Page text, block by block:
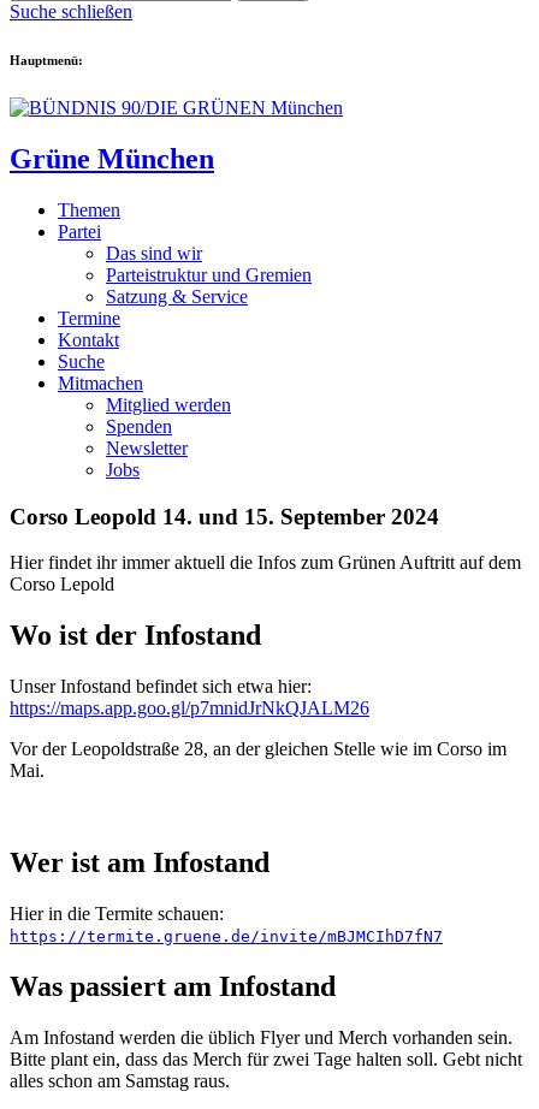
Suche schließen
Hauptmenü:
Grüne München
Themen
Partei
Das sind wir
Parteistruktur und Gremien
Satzung & Service
Termine
Kontakt
Suche
Mitmachen
Mitglied werden
Spenden
Newsletter
Jobs
Corso Leopold 14. und 15. September 2024
Hier findet ihr immer aktuell die Infos zum Grünen Auftritt auf dem
Corso Lepold
Wo ist der Infostand
Unser Infostand befindet sich etwa hier:
https://maps.app.goo.gl/p7mnidJrNkQJALM26
Vor der Leopoldstraße 28, an der gleichen Stelle wie im Corso im
Mai.
Wer ist am Infostand
Hier in die Termite schauen:
https://termite.gruene.de/invite/mBJMCIhD7fN7
Was passiert am Infostand
Am Infostand werden die üblich Flyer und Merch vorhanden sein.
Bitte plant ein, dass das Merch für zwei Tage halten soll. Gebt nicht
alles schon am Samstag raus.